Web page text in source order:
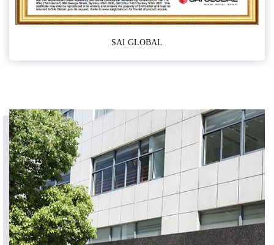
SAI GLOBAL